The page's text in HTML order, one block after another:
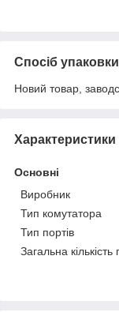
Спосіб упаковки
Новий товар,
Характеристики
Основні
Виробник
Тип комутатора
Тип портів
Загальна кількість